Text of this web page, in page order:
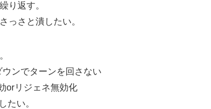
り返す。
っさと潰したい。
。
ンでターンを回さない
orリジェネ無効化
たい。